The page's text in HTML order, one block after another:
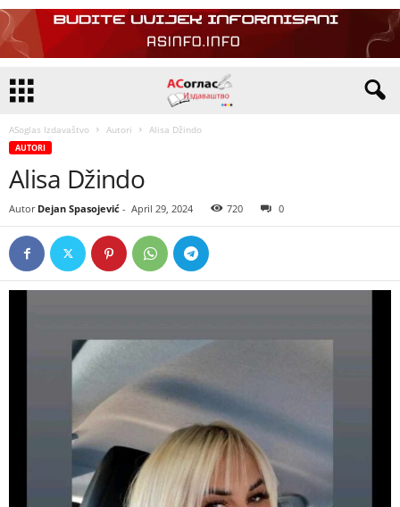
ASoglas Izdavaštvo Autori Alisa Džindo
AUTORI
Alisa Džindo
Autor Dejan Spasojević - April 29, 2024 720 0